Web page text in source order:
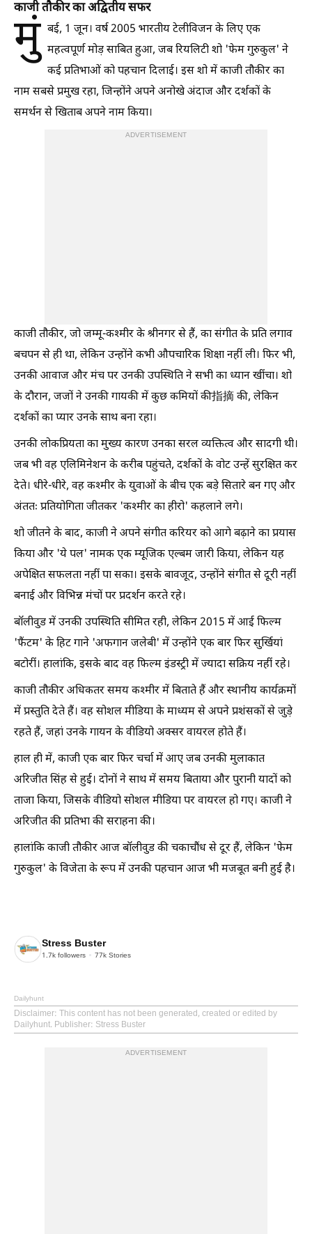
काजी तौकीर का अद्वितीय सफर
मुं बई, 1 जून। वर्ष 2005 भारतीय टेलीविजन के लिए एक
महत्वपूर्ण मोड़ साबित हुआ, जब रियलिटी शो 'फेम गुरुकुल' ने
कई प्रतिभाओं को पहचान दिलाई। इस शो में काजी तौकीर का
नाम सबसे प्रमुख रहा, जिन्होंने अपने अनोखे अंदाज और दर्शकों के
समर्थन से खिताब अपने नाम किया।
ADVERTISEMENT
काजी तौकीर, जो जम्मू-कश्मीर के श्रीनगर से हैं, का संगीत के प्रति लगाव
बचपन से ही था, लेकिन उन्होंने कभी औपचारिक शिक्षा नहीं ली। फिर भी,
उनकी आवाज और मंच पर उनकी उपस्थिति ने सभी का ध्यान खींचा। शो
के दौरान, जजों ने उनकी गायकी में कुछ कमियों की指摘 की, लेकिन
दर्शकों का प्यार उनके साथ बना रहा।
उनकी लोकप्रियता का मुख्य कारण उनका सरल व्यक्तित्व और सादगी थी।
जब भी वह एलिमिनेशन के करीब पहुंचते, दर्शकों के वोट उन्हें सुरक्षित कर
देते। धीरे-धीरे, वह कश्मीर के युवाओं के बीच एक बड़े सितारे बन गए और
अंततः प्रतियोगिता जीतकर 'कश्मीर का हीरो' कहलाने लगे।
शो जीतने के बाद, काजी ने अपने संगीत करियर को आगे बढ़ाने का प्रयास
किया और 'ये पल' नामक एक म्यूजिक एल्बम जारी किया, लेकिन यह
अपेक्षित सफलता नहीं पा सका। इसके बावजूद, उन्होंने संगीत से दूरी नहीं
बनाई और विभिन्न मंचों पर प्रदर्शन करते रहे।
बॉलीवुड में उनकी उपस्थिति सीमित रही, लेकिन 2015 में आई फिल्म
'फैंटम' के हिट गाने 'अफगान जलेबी' में उन्होंने एक बार फिर सुर्खियां
बटोरीं। हालांकि, इसके बाद वह फिल्म इंडस्ट्री में ज्यादा सक्रिय नहीं रहे।
काजी तौकीर अधिकतर समय कश्मीर में बिताते हैं और स्थानीय कार्यक्रमों
में प्रस्तुति देते हैं। वह सोशल मीडिया के माध्यम से अपने प्रशंसकों से जुड़े
रहते हैं, जहां उनके गायन के वीडियो अक्सर वायरल होते हैं।
हाल ही में, काजी एक बार फिर चर्चा में आए जब उनकी मुलाकात
अरिजीत सिंह से हुई। दोनों ने साथ में समय बिताया और पुरानी यादों को
ताजा किया, जिसके वीडियो सोशल मीडिया पर वायरल हो गए। काजी ने
अरिजीत की प्रतिभा की सराहना की।
हालांकि काजी तौकीर आज बॉलीवुड की चकाचौंध से दूर हैं, लेकिन 'फेम
गुरुकुल' के विजेता के रूप में उनकी पहचान आज भी मजबूत बनी हुई है।
Stress Buster
1.7k followers 77k Stories
Dailyhunt
Disclaimer: This content has not been generated, created or edited by
Dailyhunt. Publisher: Stress Buster
ADVERTISEMENT